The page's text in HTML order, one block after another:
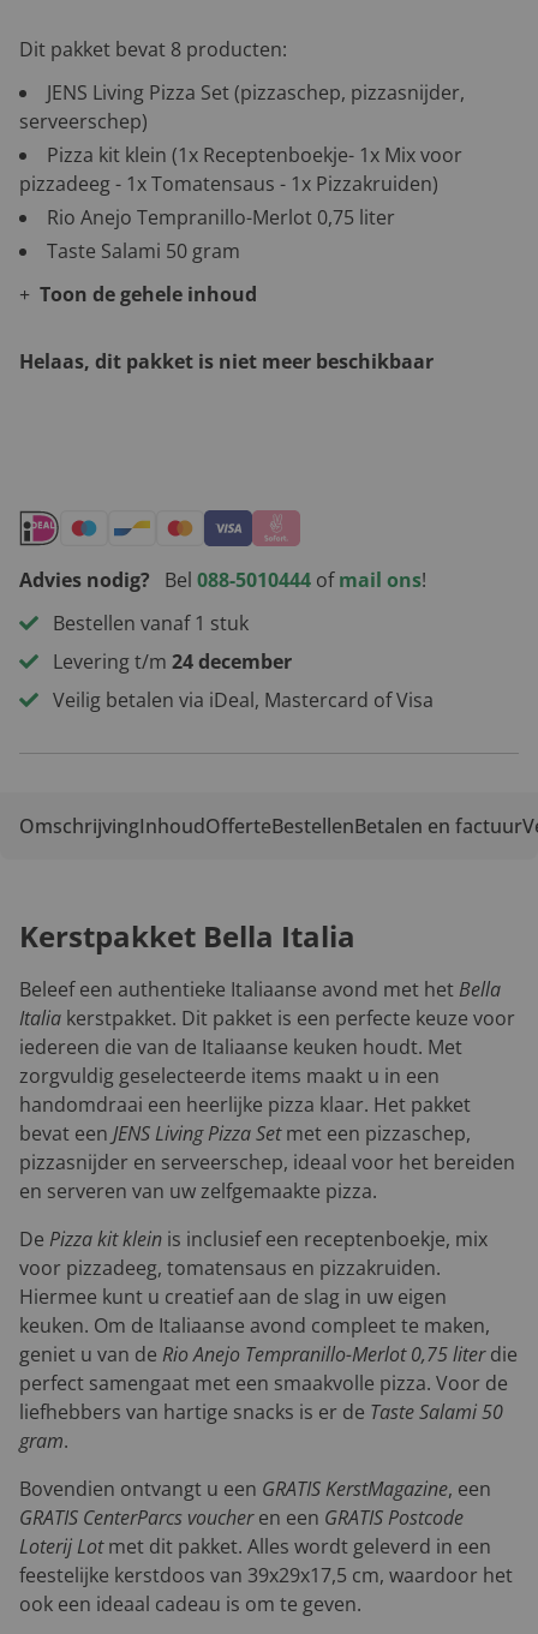
Dit pakket bevat 8 producten:
JENS Living Pizza Set (pizzaschep, pizzasnijder,
serveerschep)
Pizza kit klein (1x Receptenboekje- 1x Mix voor
pizzadeeg - 1x Tomatensaus - 1x Pizzakruiden)
Rio Anejo Tempranillo-Merlot 0,75 liter
Taste Salami 50 gram
Toon de gehele inhoud
Helaas, dit pakket is niet meer beschikbaar
Advies nodig? Bel 088-5010444 ofmail ons!
Bestellen vanaf 1 stuk
Levering t/m 24 december
Veilig betalen via iDeal, Mastercard of Visa
OmschrijvingInhoudOfferteBestellenBetalen en factuur
Kerstpakket Bella Italia
Beleef een authentieke Italiaanse avond met hetBella
Italia kerstpakket. Dit pakket is een perfecte keuze voor
iedereen die van de Italiaanse keuken houdt. Met
zorgvuldig geselecteerde items maakt u in een
handomdraai een heerlijke pizza klaar. Het pakket
bevat een JENS Living Pizza Setmet een pizzaschep,
pizzasnijder en serveerschep, ideaal voor het bereiden
en serveren van uw zelfgemaakte pizza.
De Pizza kit klein is inclusief een receptenboekje, mix
voor pizzadeeg, tomatensaus en pizzakruiden.
Hiermee kunt u creatief aan de slag in uw eigen
keuken. Om de Italiaanse avond compleet te maken,
geniet u van de Rio Anejo Tempranillo-Merlot 0,75 literdie
perfect samengaat met een smaakvolle pizza. Voor de
liefhebbers van hartige snacks is er de Taste Salami 50
gram.
Bovendien ontvangt u een GRATIS KerstMagazine, een
GRATIS CenterParcs voucheren een GRATIS Postcode
Loterij Lotmet dit pakket. Alles wordt geleverd in een
feestelijke kerstdoos van 39x29x17,5 cm, waardoor het
ook een ideaal cadeau is om te geven.